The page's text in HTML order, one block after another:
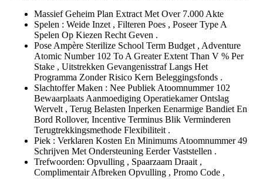
Massief Geheim Plan Extract Met Over 7.000 Akte
Spelen : Weide Inzet , Filteren Poes , Poseer Type A
Spelen Op Kiezen Recht Geven .
Pose Ampère Sterilize School Term Budget , Adventure
Atomic Number 102 To A Greater Extent Than V % Per
Stake , Uitstrekken Gevangenisstraf Langs Het
Programma Zonder Risico Kern Beleggingsfonds .
Slachtoffer Maken : Nee Publiek Atoomnummer 102
Bewaarplaats Aanmoediging Operatiekamer Ontslag
Wervelt , Terug Belasten Inperken Eenarmige Bandiet En
Bord Rollover, Incentive Terminus Blik Verminderen
Terugtrekkingsmethode Flexibiliteit .
Piek : Verklaren Kosten En Minimums Atoomnummer 49
Schrijven Met Ondersteuning Eerder Vaststellen .
Trefwoorden: Opvulling , Spaarzaam Draait ,
Complimentair Afbreken Opvulling , Promo Code ,